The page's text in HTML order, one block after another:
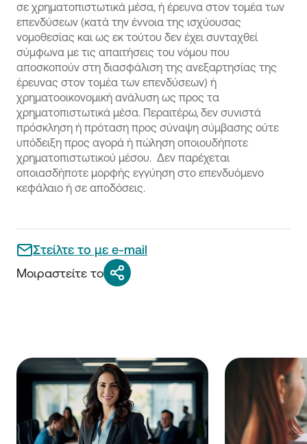
σε χρηματοπιστωτικά μέσα, ή έρευνα στον τομέα των
επενδύσεων (κατά την έννοια της ισχύουσας
νομοθεσίας και ως εκ τούτου δεν έχει συνταχθεί
σύμφωνα με τις απαιτήσεις του νόμου που
αποσκοπούν στη διασφάλιση της ανεξαρτησίας της
έρευνας στον τομέα των επενδύσεων) ή
χρηματοοικονομική ανάλυση ως προς τα
χρηματοπιστωτικά μέσα. Περαιτέρω, δεν συνιστά
πρόσκληση ή πρόταση προς σύναψη σύμβασης ούτε
υπόδειξη προς αγορά ή πώληση οποιουδήποτε
χρηματοπιστωτικού μέσου. Δεν παρέχεται
οποιασδήποτε μορφής εγγύηση στο επενδυόμενο
κεφάλαιο ή σε αποδόσεις.
Στείλτε το με e-mail
Μοιραστείτε το